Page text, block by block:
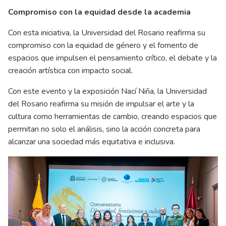
Compromiso con la equidad desde la academia
Con esta iniciativa, la Universidad del Rosario reafirma su
compromiso con la equidad de género y el fomento de
espacios que impulsen el pensamiento crítico, el debate y la
creación artística con impacto social.
Con este evento y la exposición Nací Niña, la Universidad
del Rosario reafirma su misión de impulsar el arte y la
cultura como herramientas de cambio, creando espacios que
permitan no solo el análisis, sino la acción concreta para
alcanzar una sociedad más equitativa e inclusiva.